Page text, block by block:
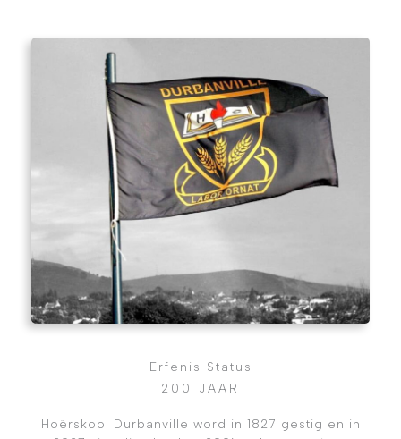
Erfenis Status
200 JAAR
Hoërskool Durbanville word in 1827 gestig en in